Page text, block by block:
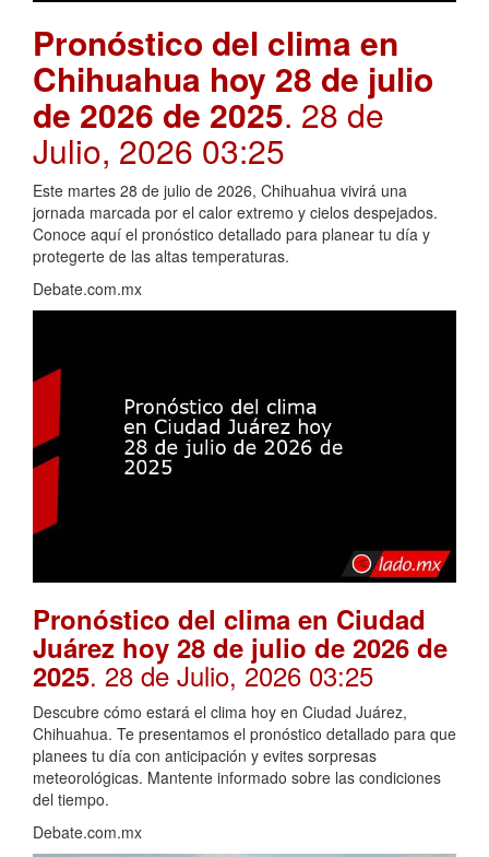
Pronóstico del clima en
Chihuahua hoy 28 de julio
de 2026 de 2025. 28 de
Julio, 2026 03:25
Este martes 28 de julio de 2026, Chihuahua vivirá una
jornada marcada por el calor extremo y cielos despejados.
Conoce aquí el pronóstico detallado para planear tu día y
protegerte de las altas temperaturas.
Debate.com.mx
Pronóstico del clima en Ciudad
Juárez hoy 28 de julio de 2026 de
2025. 28 de Julio, 2026 03:25
Descubre cómo estará el clima hoy en Ciudad Juárez,
Chihuahua. Te presentamos el pronóstico detallado para que
planees tu día con anticipación y evites sorpresas
meteorológicas. Mantente informado sobre las condiciones
del tiempo.
Debate.com.mx